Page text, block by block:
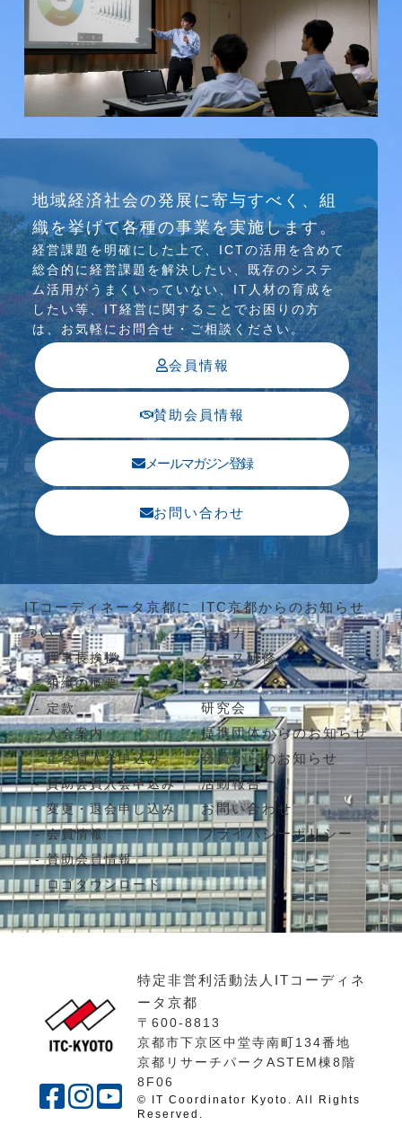
介護ソリューション研究会、WEB/SNS研究会を
行っています
地域経済社会の発展に寄与すべく、組
織を挙げて各種の事業を実施します。
経営課題を明確にした上で、ICTの活⽤を含めて
総合的に経営課題を解決したい、既存のシステ
ム活⽤がうまくいっていない、IT⼈材の育成を
したい等、IT経営に関することでお困りの⽅
は、お気軽にお問合せ・ご相談ください。
会員情報
賛助会員情報
メールマガジン登録
お問い合わせ
ITコーディネータ京都に
ついて
理事長挨拶
組織の概要
定款
入会案内
正会員入会申込み
賛助会員入会申込み
変更・退会申し込み
会員情報
賛助会員情報
ロゴダウンロード
ITC京都からのお知らせ
セミナー
ケース研修
コラム
研究会
提携団体からのお知らせ
会員からのお知らせ
活動報告
お問い合わせ
プライバシーポリシー
特定非営利活動法人ITコーディネ
ータ京都
〒600-8813
京都市下京区中堂寺南町134番地
京都リサーチパークASTEM棟8階
8F06
© IT Coordinator Kyoto. All Rights
Reserved.